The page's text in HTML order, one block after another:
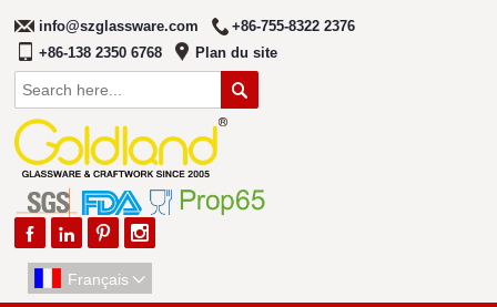
info@szglassware.com
+86-755-8322 2376
+86-138 2350 6768
Plan du site

   
Français 